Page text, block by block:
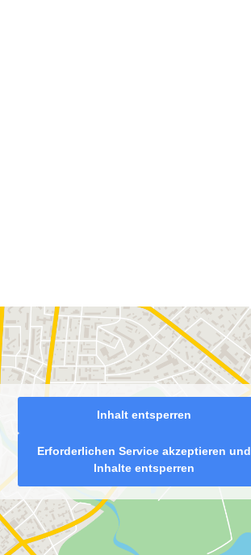
Inhalt entsperren
Erforderlichen Service akzeptieren und
Inhalte entsperren